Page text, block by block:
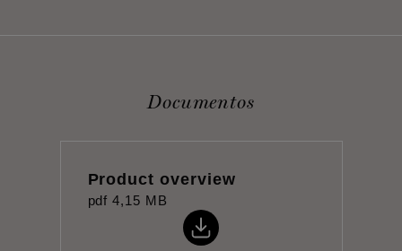
Documentos
Product overview
pdf 4,15 MB